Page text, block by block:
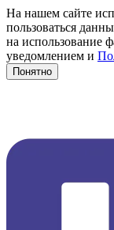
На нашем сайте
пользоваться
на использование
уведомлением и
Понятно